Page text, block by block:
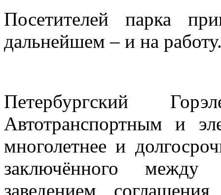
Посетителей парка
дальнейшем – и на
Петербургский
Автотранспортным и
многолетнее и
заключённого
заведением